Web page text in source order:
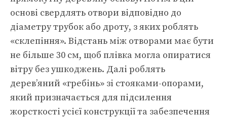
основі свердлять отвори відповідно до
діаметру трубок або дроту, з яких роблять
«склепіння». Відстань між отворами має бути
не більше 30 см, щоб плівка могла опиратися
вітру без ушкоджень. Далі роблять
дерев’яний «гребінь» зі стояками-опорами,
який призначається для підсилення
жорсткості усієї конструкції та забезпечення